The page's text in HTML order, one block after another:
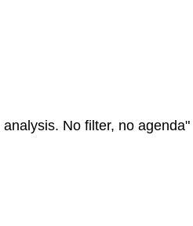
No filter, no agenda"